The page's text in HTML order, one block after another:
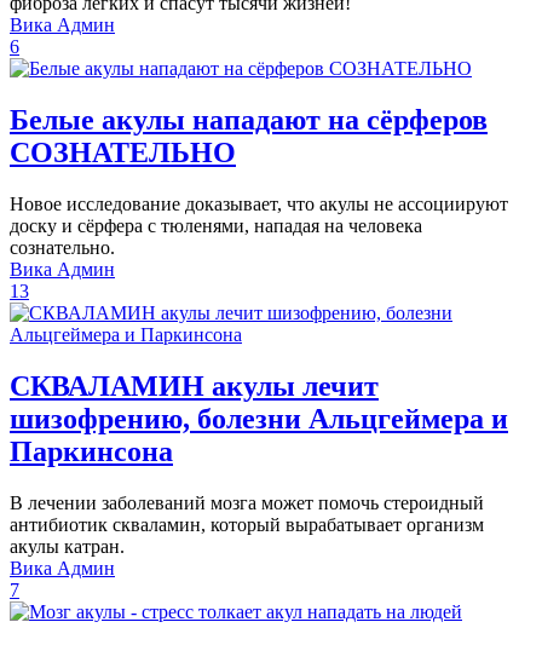
Вика Админ
6
Белые акулы нападают на сёрферов
СОЗНАТЕЛЬНО
Новое исследование доказывает, что акулы не ассоциируют
доску и сёрфера с тюленями, нападая на человека
сознательно.
Вика Админ
13
СКВАЛАМИН акулы лечит
шизофрению, болезни Альцгеймера и
Паркинсона
В лечении заболеваний мозга может помочь стероидный
антибиотик скваламин, который вырабатывает организм
акулы катран.
Вика Админ
7